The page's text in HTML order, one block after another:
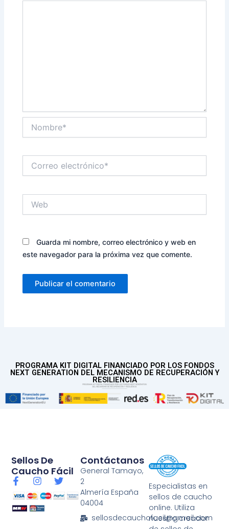
electrónico*
Guarda mi nombre, correo electrónico y web en
este navegador para la próxima vez que comente.
PROGRAMA KIT DIGITAL FINANCIADO POR LOS FONDOS
NEXT GENERATION DEL MECANISMO DE RECUPERACIÓN Y
RESILIENCIA
Especialistas en
sellos de caucho
online. Utiliza
nuestro creador
Contáctanos
General Tamayo,
2
Almería España
04004
sellosdecauchofacil@gmail.com
Sellos De
Caucho Fácil
F
a
c
e
I
s
t
T
i